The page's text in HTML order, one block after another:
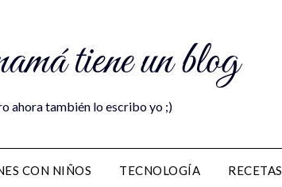
tiene un blog
ahora también lo escribo yo ;)
CON NIÑOS TECNOLOGÍA RECETAS